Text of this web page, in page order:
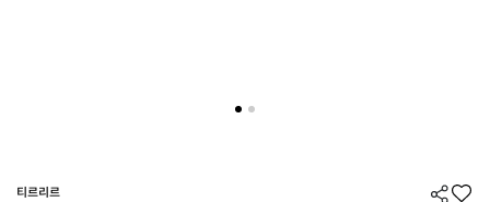
티르리르